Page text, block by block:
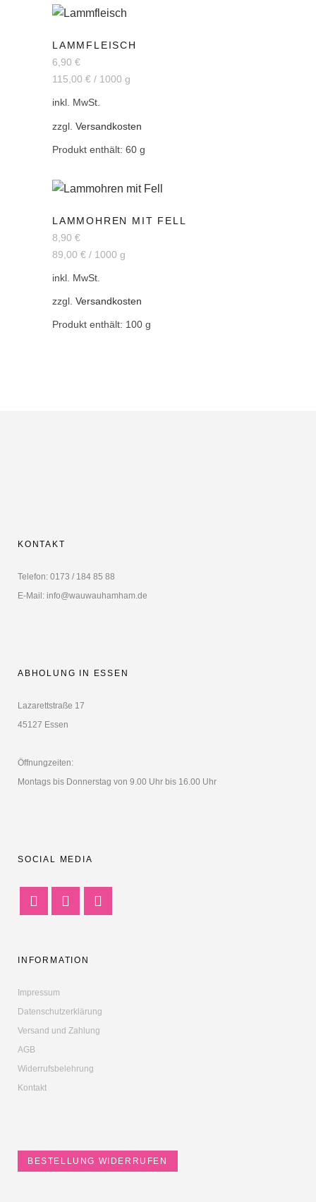
LAMMFLEISCH
6,90 €
115,00 € / 1000 g
inkl. MwSt.
zzgl. Versandkosten
Produkt enthält: 60 g
LAMMOHREN MIT FELL
8,90 €
89,00 € / 1000 g
inkl. MwSt.
zzgl. Versandkosten
Produkt enthält: 100 g
KONTAKT
Telefon: 0173 / 184 85 88
E-Mail: info@wauwauhamham.de
ABHOLUNG IN ESSEN
Lazarettstraße 17
45127 Essen
Öffnungzeiten:
Montags bis Donnerstag von 9.00 Uhr bis 16.00 Uhr
SOCIAL MEDIA
INFORMATION
Impressum
Datenschutzerklärung
Versand und Zahlung
AGB
Widerrufsbelehrung
Kontakt
BESTELLUNG WIDERRUFEN